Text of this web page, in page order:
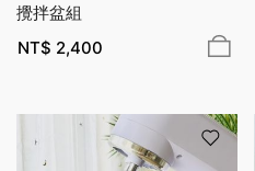
攪拌盆組
NT$ 2,400